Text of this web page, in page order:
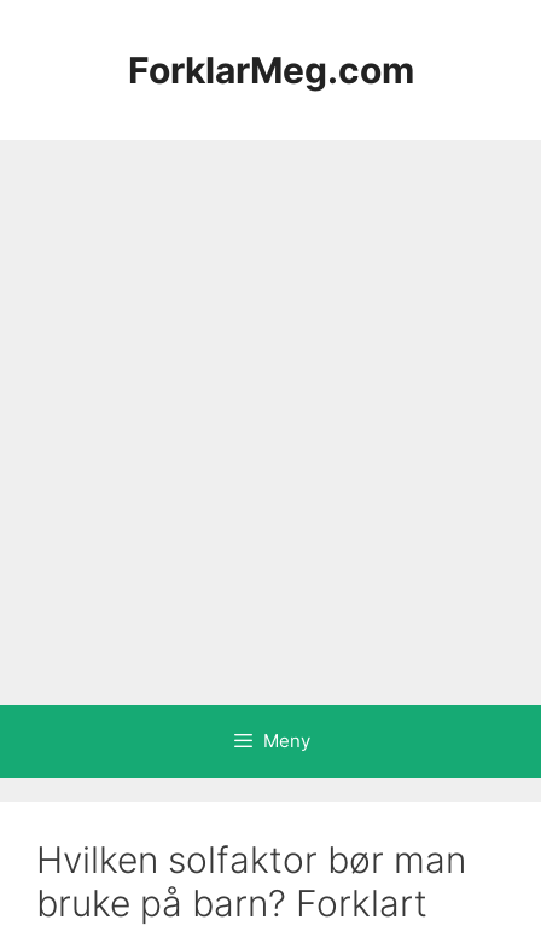
ForklarMeg.com
Meny
Hvilken solfaktor bør man
bruke på barn? Forklart